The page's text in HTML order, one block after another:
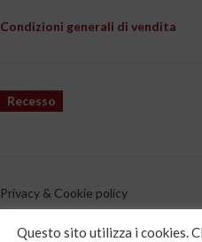
Condizioni generali di vendita
Recesso
Privacy & Cookie policy
CATEGORIE PRODOTTO
Questo sito utilizza i cookies.